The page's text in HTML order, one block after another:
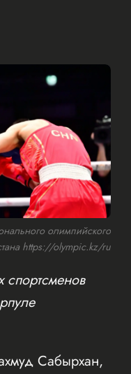
олимпийского
https://olympic.kz/ru
спортсменов
Сабырхан,